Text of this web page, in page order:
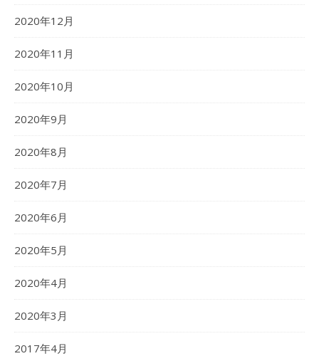
2020年12月
2020年11月
2020年10月
2020年9月
2020年8月
2020年7月
2020年6月
2020年5月
2020年4月
2020年3月
2017年4月